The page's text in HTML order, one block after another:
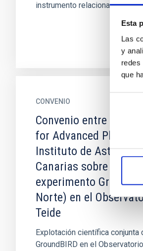
Esta
Las
y
redes
que
instrumento relacionado con
CONVENIO
Convenio entre el
for Advanced
Instituto de
Canarias sobre la
experimento
Norte) en el
Teide
Explotación científica conjunta
GroundBIRD en el